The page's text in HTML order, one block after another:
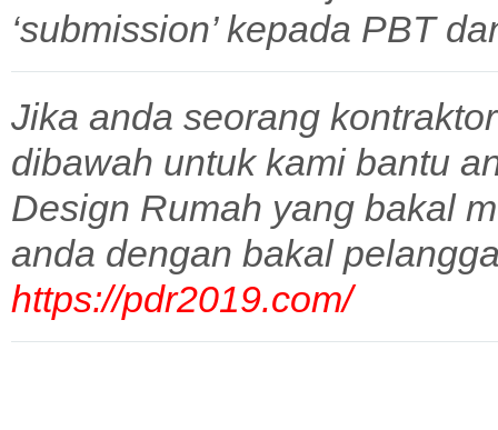
‘submission’ kepada PBT
Jika anda seorang
dibawah untuk kami bantu
Design Rumah yang bakal
anda dengan bakal
https://pdr2019.com/